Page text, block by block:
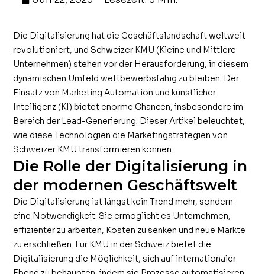
Die Digitalisierung hat die Geschäftslandschaft weltweit
revolutioniert, und Schweizer KMU (Kleine und Mittlere
Unternehmen) stehen vor der Herausforderung, in diesem
dynamischen Umfeld wettbewerbsfähig zu bleiben. Der
Einsatz von Marketing Automation und künstlicher
Intelligenz (KI) bietet enorme Chancen, insbesondere im
Bereich der Lead-Generierung. Dieser Artikel beleuchtet,
wie diese Technologien die Marketingstrategien von
Schweizer KMU transformieren können.
Die Rolle der Digitalisierung in
der modernen Geschäftswelt
Die Digitalisierung ist längst kein Trend mehr, sondern
eine Notwendigkeit. Sie ermöglicht es Unternehmen,
effizienter zu arbeiten, Kosten zu senken und neue Märkte
zu erschließen. Für KMU in der Schweiz bietet die
Digitalisierung die Möglichkeit, sich auf internationaler